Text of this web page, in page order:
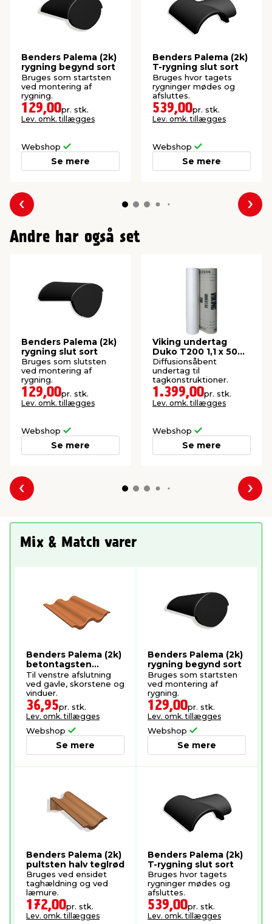
Benders Palema (2k)
rygning begynd sort
Bruges som startsten
ved montering af
rygning.
129,00pr. stk.
Lev. omk. tillægges
Webshop
Se mere
Benders Palema (2k)
T-rygning slut sort
Bruges hvor tagets
rygninger mødes og
afsluttes.
539,00pr. stk.
Lev. omk. tillægges
Webshop
Se mere
Forrige
Andre har også set
Benders Palema (2k)
rygning slut sort
Bruges som slutsten
ved montering af
rygning.
129,00pr. stk.
Lev. omk. tillægges
Webshop
Se mere
Viking undertag
Duko T200 1,1 x 50
meter
Diffusionsåbent
undertag til
tagkonstruktioner.
1.399,00pr. stk.
Lev. omk. tillægges
Webshop
Se mere
Forrige
Mix & Match varer
Benders Palema (2k)
betontagsten
dobbeltvinget
teglrød
Til venstre afslutning
ved gavle, skorstene og
vinduer.
36,95pr. stk.
Lev. omk. tillægges
Webshop
Se mere
Benders Palema (2k)
rygning begynd sort
Bruges som startsten
ved montering af
rygning.
129,00pr. stk.
Lev. omk. tillægges
Webshop
Se mere
Benders Palema (2k)
pultsten halv teglrød
Bruges ved ensidet
taghældning og ved
læmure.
172,00pr. stk.
Lev. omk. tillægges
Benders Palema (2k)
T-rygning slut sort
Bruges hvor tagets
rygninger mødes og
afsluttes.
539,00pr. stk.
Lev. omk. tillægges